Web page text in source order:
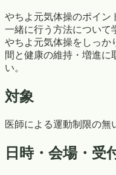
やちよ元気体操のポイン
一緒に行う方法について
やちよ元気体操をしっか
間と健康の維持・増進に
い。
対象
医師による運動制限の無
日時・会場・受